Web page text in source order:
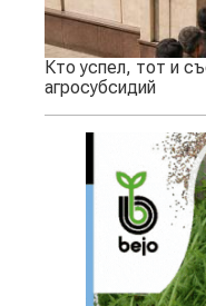
Кто успел, тот и
агросубсидий